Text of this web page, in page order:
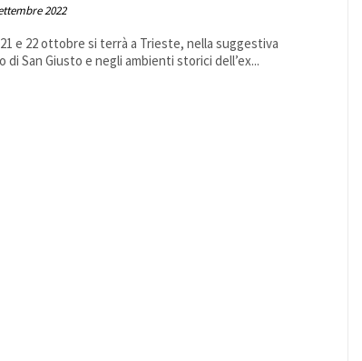
2022
e 22 ottobre si terrà a Trieste, nella suggestiva
di San Giusto e negli ambienti storici dell’ex...